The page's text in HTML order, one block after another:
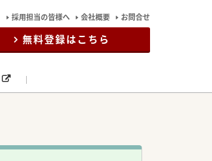
採用担当の皆様へ 会社概要 お問合せ
無料登録はこちら